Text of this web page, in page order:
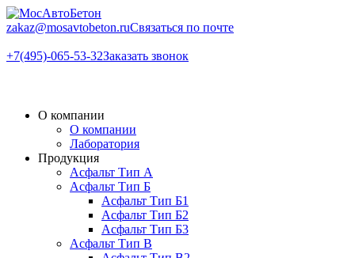
zakaz@mоsavtobeton.ruСвязаться по почте
+7(495)-065-53-32Заказать звонок
О компании
О компании
Лаборатория
Продукция
Асфальт Тип А
Асфальт Тип Б
Асфальт Тип Б1
Асфальт Тип Б2
Асфальт Тип Б3
Асфальт Тип В